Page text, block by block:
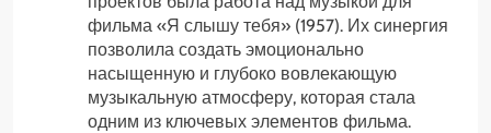
фильма «Я слышу тебя» (1957). Их синергия
позволила создать эмоционально
насыщенную и глубоко вовлекающую
музыкальную атмосферу, которая стала
одним из ключевых элементов фильма.